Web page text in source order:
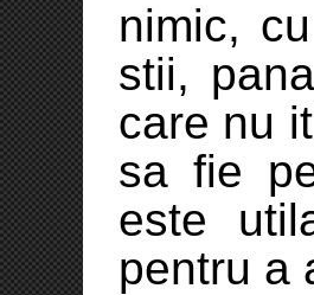
nimic,
stii,
care nu
sa fie
este
pentru a